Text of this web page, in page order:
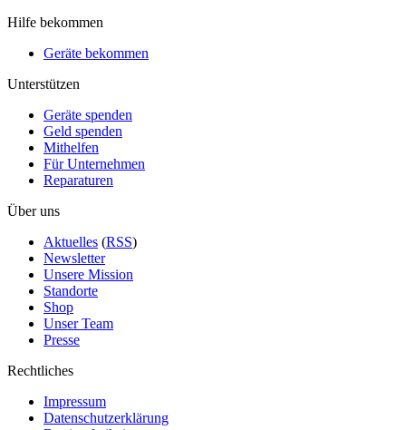
Hilfe bekommen
Geräte bekommen
Unterstützen
Geräte spenden
Geld spenden
Mithelfen
Für Unternehmen
Reparaturen
Über uns
Aktuelles (RSS)
Newsletter
Unsere Mission
Standorte
Shop
Unser Team
Presse
Rechtliches
Impressum
Datenschutzerklärung